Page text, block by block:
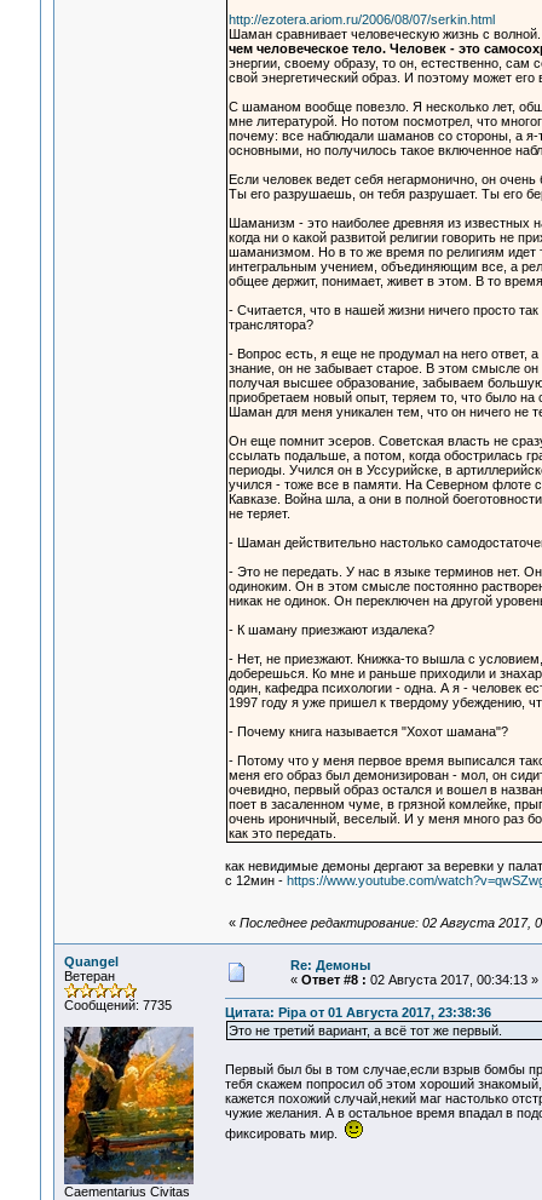
http://ezotera.ariom.ru/2006/08/07/serkin.html
Шаман сравнивает человеческую жизнь с
чем человеческое тело. Человек - это
энергии, своему образу, то он, естественно, сам
свой энергетический образ. И поэтому может его
С шаманом вообще повезло. Я несколько лет,
мне литературой. Но потом посмотрел, что
почему: все наблюдали шаманов со стороны, а
основными, но получилось такое включенное
Если человек ведет себя негармонично, он
Ты его разрушаешь, он тебя разрушает. Ты его
Шаманизм - это наиболее древняя из
когда ни о какой развитой религии говорить не
шаманизмом. Но в то же время по религиям
интегральным учением, объединяющим все, а
общее держит, понимает, живет в этом. В то
- Считается, что в нашей жизни ничего просто
транслятора?
- Вопрос есть, я еще не продумал на него ответ,
знание, он не забывает старое. В этом смысле
получая высшее образование, забываем
приобретаем новый опыт, теряем то, что было на
Шаман для меня уникален тем, что он ничего не
Он еще помнит эсеров. Советская власть не
ссылать подальше, а потом, когда обострилась
периоды. Учился он в Уссурийске, в
учился - тоже все в памяти. На Северном флоте
Кавказе. Война шла, а они в полной
не теряет.
- Шаман действительно настолько
- Это не передать. У нас в языке терминов нет.
одиноким. Он в этом смысле постоянно
никак не одинок. Он переключен на другой
- К шаману приезжают издалека?
- Нет, не приезжают. Книжка-то вышла с
доберешься. Ко мне и раньше приходили и
один, кафедра психологии - одна. А я - человек
1997 году я уже пришел к твердому убеждению,
- Почему книга называется "Хохот шамана"?
- Потому что у меня первое время выписался
меня его образ был демонизирован - мол, он
очевидно, первый образ остался и вошел в
поет в засаленном чуме, в грязной комлейке,
очень ироничный, веселый. И у меня много раз
как это передать.
как невидимые демоны дергают за веревки у
с 12мин - https://www.youtube.com/
« Последнее редактирование: 02 Августа 2017,
Quangel
Ветеран
Сообщений: 7735
Сaementarius Civitas
Re: Демоны
« Ответ #8 : 02 Августа 2017, 00:34:13 »
Цитата: Pipa от 01 Августа 2017, 23:38:36
Это не третий вариант, а всё тот же первый.
Первый был бы в том случае,если взрыв бомбы
тебя скажем попросил об этом хороший
кажется похожий случай,некий маг настолько
чужие желания. А в остальное время впадал в
фиксировать мир.